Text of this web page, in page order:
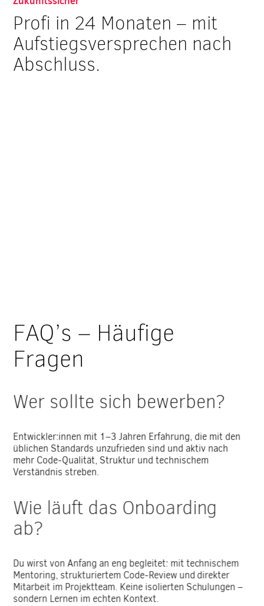
Profi in 24 Monaten – mit
Aufstiegsversprechen nach
Abschluss.
FAQ’s – Häufige
Fragen
Wer sollte sich bewerben?
Entwickler:innen mit 1–3 Jahren Erfahrung, die mit den
üblichen Standards unzufrieden sind und aktiv nach
mehr Code-Qualität, Struktur und technischem
Verständnis streben.
Wie läuft das Onboarding
ab?
Du wirst von Anfang an eng begleitet: mit technischem
Mentoring, strukturiertem Code-Review und direkter
Mitarbeit im Projektteam. Keine isolierten Schulungen –
sondern Lernen im echten Kontext.